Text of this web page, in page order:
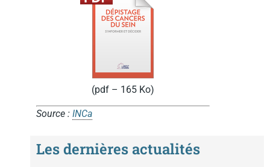
(pdf – 165 Ko)
Source : INCa
Les dernières actualités